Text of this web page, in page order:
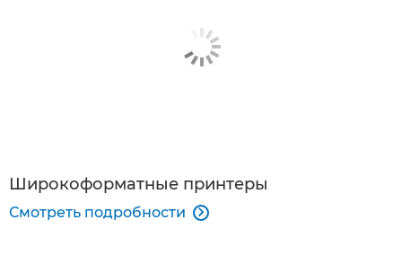
Широкоформатные принтеры
Смотреть подробности 